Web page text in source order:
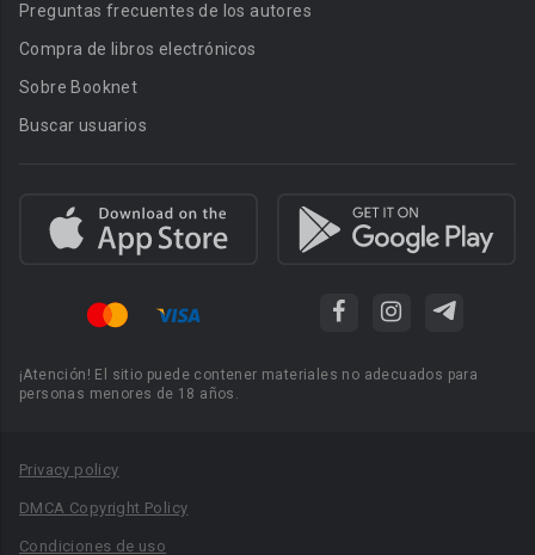
Preguntas frecuentes de los autores
Compra de libros electrónicos
Sobre Booknet
Buscar usuarios
¡Atención! El sitio puede contener materiales no adecuados para
personas menores de 18 años.
Privacy policy
DMCA Copyright Policy
Condiciones de uso